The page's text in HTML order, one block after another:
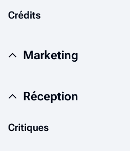
Crédits
Marketing
Réception
Critiques